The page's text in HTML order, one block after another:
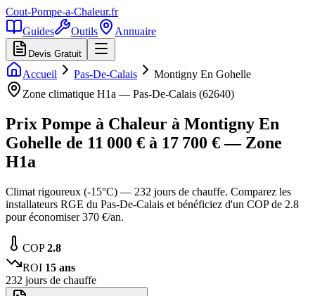
Cout-Pompe-a-Chaleur.fr
Guides
Outils Annuaire
Devis Gratuit
Accueil Pas-De-Calais
Montigny En Gohelle
Zone climatique H1a — Pas-De-Calais (62640)
Prix Pompe à Chaleur à Montigny En
Gohelle de 11 000 € à 17 700 € — Zone
H1a
Climat rigoureux (-15°C) — 232 jours de chauffe. Comparez les
installateurs RGE du Pas-De-Calais et bénéficiez d'un COP de 2.8
pour économiser 370 €/an.
COP2.8
ROI 15 ans
232 jours de chauffe